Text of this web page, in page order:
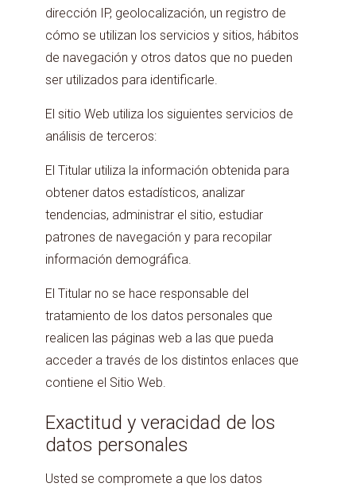
dirección IP, geolocalización, un registro de
cómo se utilizan los servicios y sitios, hábitos
de navegación y otros datos que no pueden
ser utilizados para identificarle.
El sitio Web utiliza los siguientes servicios de
análisis de terceros:
El Titular utiliza la información obtenida para
obtener datos estadísticos, analizar
tendencias, administrar el sitio, estudiar
patrones de navegación y para recopilar
información demográfica.
El Titular no se hace responsable del
tratamiento de los datos personales que
realicen las páginas web a las que pueda
acceder a través de los distintos enlaces que
contiene el Sitio Web.
Exactitud y veracidad de los
datos personales
Usted se compromete a que los datos